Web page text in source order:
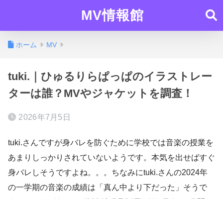
MV情報館
ホーム MV
tuki.｜ひゅるりらぱっぱのイラストレー
ターは誰？MVやジャケットを調査！
2026年7月5日
tuki.さんですが身バレを防ぐために学校では音楽の授業を
あまりしっかりされていないようです。本気を出せばすぐ
身バレしそうですよね。。。ちなみにtuki.さんの2024年
の一学期の音楽の成績は「真ん中より下だった」そうで